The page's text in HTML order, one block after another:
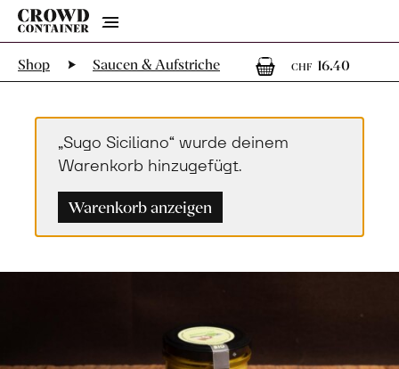
Menu
Shop Saucen & Aufstriche
CHF 16.401
„Sugo Siciliano“ wurde deinem
Warenkorb hinzugefügt.
Warenkorb anzeigen